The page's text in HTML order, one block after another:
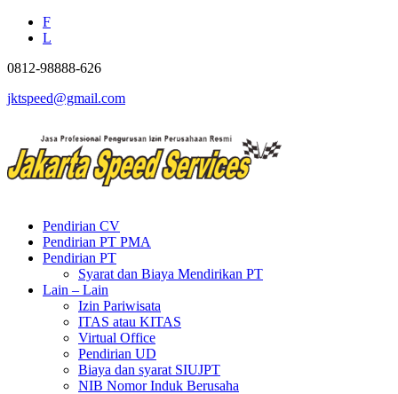
F
L
0812-98888-626
jktspeed@gmail.com
Pendirian CV
Pendirian PT PMA
Pendirian PT
Syarat dan Biaya Mendirikan PT
Lain – Lain
Izin Pariwisata
ITAS atau KITAS
Virtual Office
Pendirian UD
Biaya dan syarat SIUJPT
NIB Nomor Induk Berusaha